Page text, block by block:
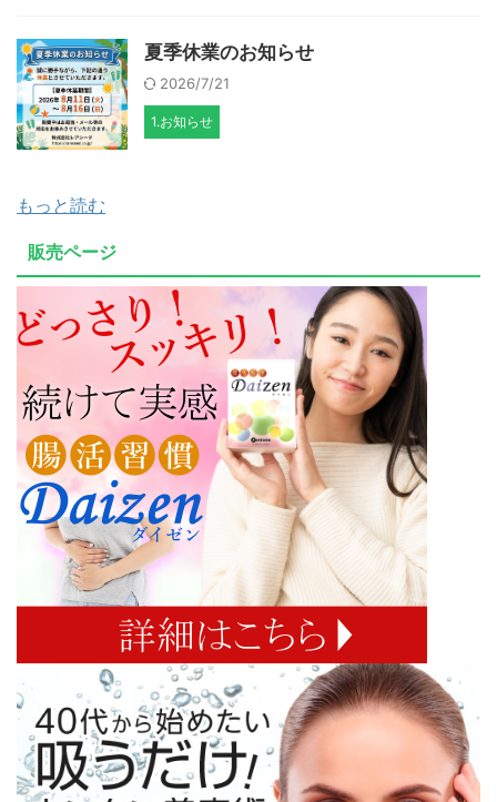
夏季休業のお知らせ
2026/7/21
1.お知らせ
もっと読む
販売ページ